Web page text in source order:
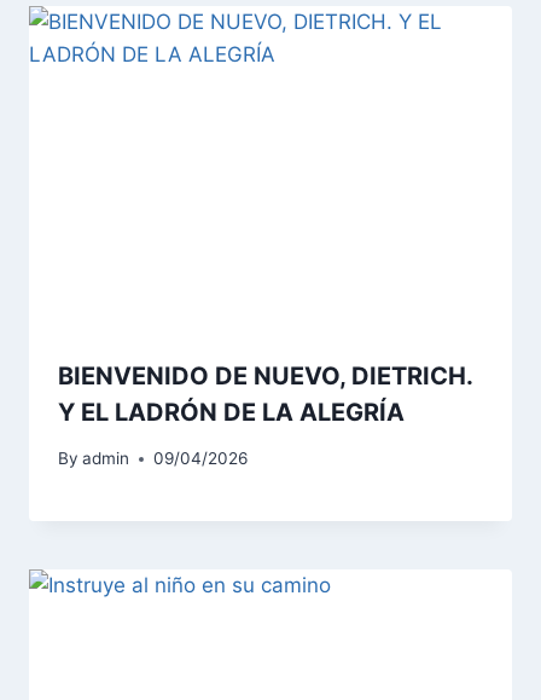
BIENVENIDO DE NUEVO, DIETRICH.
Y EL LADRÓN DE LA ALEGRÍA
By admin 09/04/2026